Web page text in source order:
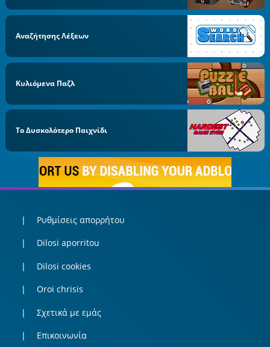
Αναζήτησης Λέξεων
Κυλιόμενα Παζλ
Το Δυσκολότερο Παιχνίδι
Ρυθμίσεις απορρήτου
Dilosi aporritou
Dilosi cookies
Oroi chrisis
Σχετικά με εμάς
Επικοινωνία